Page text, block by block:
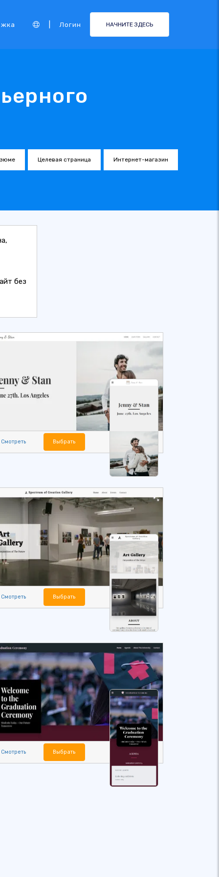
Логин НАЧНИТЕ ЗДЕСЬ
Целевая страница Интернет-магазин
без
Смотреть Выбрать
Смотреть Выбрать
Смотреть Выбрать